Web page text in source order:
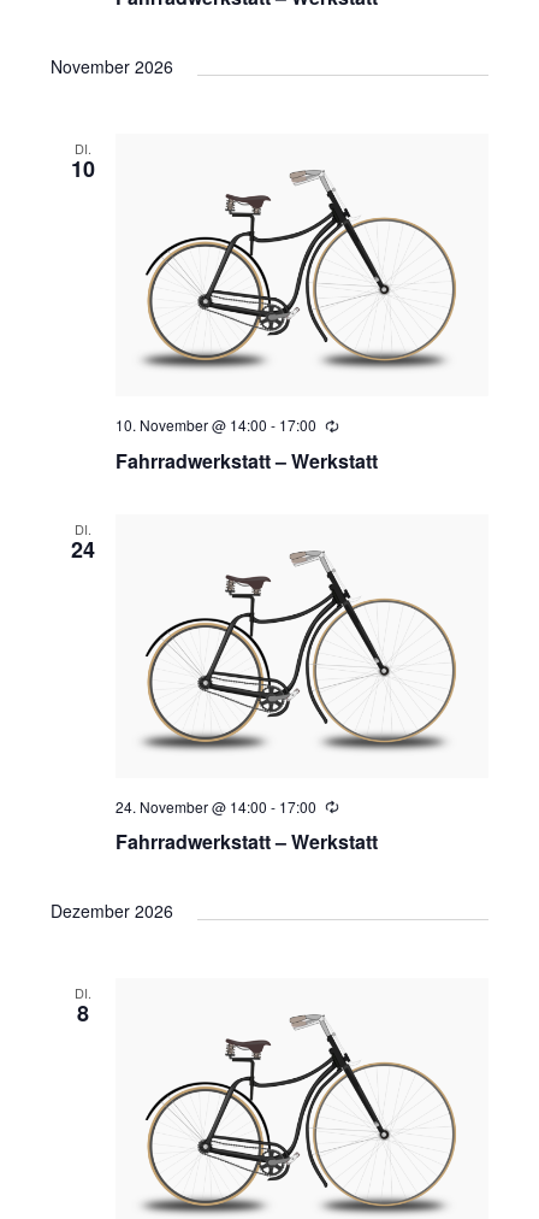
November 2026
DI.
10
Fahrradwerkstatt – Werkstatt
10. November @ 14:00 - 17:00 Wiederholung
DI.
24
Fahrradwerkstatt – Werkstatt
24. November @ 14:00 - 17:00 Wiederholung
Dezember 2026
DI.
8